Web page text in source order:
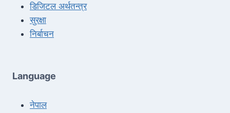
डिजिटल अर्थतन्त्र
सुरक्षा
निर्बाचन
Language
नेपाल